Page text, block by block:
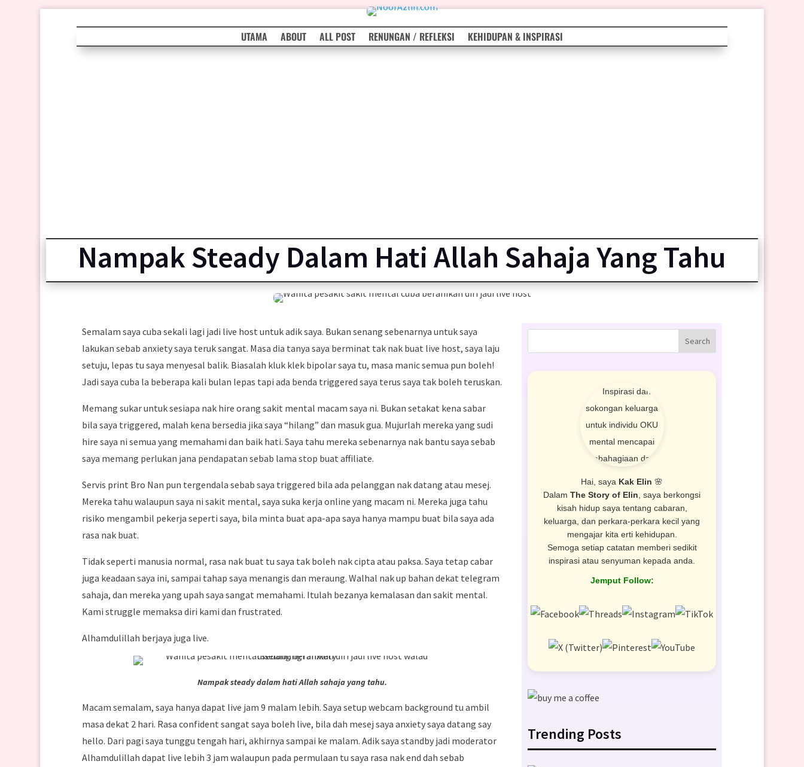
UTAMA ABOUT ALL POST RENUNGAN / REFLEKSI KEHIDUPAN & INSPIRASI
Nampak Steady Dalam Hati Allah Sahaja Yang Tahu
Semalam saya cuba sekali lagi jadi live host untuk adik saya. Bukan senang sebenarnya untuk saya
lakukan sebab anxiety saya teruk sangat. Masa dia tanya saya berminat tak nak buat live host, saya laju
setuju, lepas tu saya menyesal balik. Biasalah kluk klek bipolar saya tu, masa manic semua pun boleh!
Jadi saya cuba la beberapa kali bulan lepas tapi ada benda triggered saya terus saya tak boleh teruskan.
Memang sukar untuk sesiapa nak hire orang sakit mental macam saya ni. Bukan setakat kena sabar
bila saya triggered, malah kena bersedia jika saya “hilang” dan masuk gua. Mujurlah mereka yang sudi
hire saya ni semua yang memahami dan baik hati. Saya tahu mereka sebenarnya nak bantu saya sebab
saya memang perlukan jana pendapatan sebab lama stop buat affiliate.
Servis print Bro Nan pun tergendala sebab saya triggered bila ada pelanggan nak datang atau mesej.
Mereka tahu walaupun saya ni sakit mental, saya suka kerja online yang macam ni. Mereka juga tahu
risiko mengambil pekerja seperti saya, bila minta buat apa-apa saya hanya mampu buat bila saya ada
rasa nak buat.
Tidak seperti manusia normal, rasa nak buat tu saya tak boleh nak cipta atau paksa. Saya tetap cabar
juga keadaan saya ini, sampai tahap saya menangis dan meraung. Walhal nak up bahan dekat telegram
sahaja, dan mereka yang upah saya sangat memahami. Itulah bezanya kemalasan dan sakit mental.
Kami struggle memaksa diri kami dan frustrated.
Alhamdulillah berjaya juga live.
Nampak steady dalam hati Allah sahaja yang tahu.
Macam semalam, saya hanya dapat live jam 9 malam lebih. Saya setup webcam background tu ambil
masa dekat 2 hari. Rasa confident sangat saya boleh live, bila dah mesej saya anxiety saya datang say
hello. Dari pagi saya tunggu tengah hari, akhirnya sampai ke malam. Adik saya standby jadi moderator
Alhamdulillah dapat live lebih 3 jam walaupun pada permulaan tu saya rasa nak end dah sebab
Hai, saya Kak Elin 🌸
DalamThe Story of Elin , saya berkongsi
kisah hidup saya tentang cabaran,
keluarga, dan perkara-perkara kecil yang
mengajar kita erti kehidupan.
Semoga setiap catatan memberi sedikit
inspirasi atau senyuman kepada anda.
Jemput Follow:
Trending Posts